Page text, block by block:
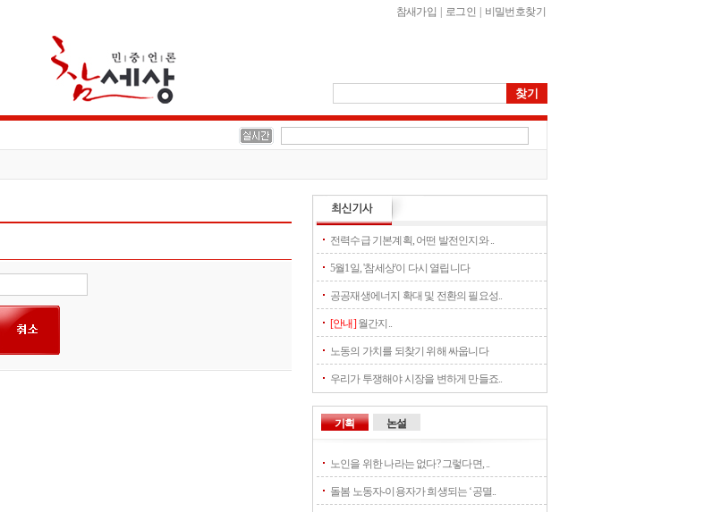
참새가입 로그인 비밀번호찾기
전력수급 기본계획, 어떤 발전인지와 ..
5월1일, '참세상'이 다시 열립니다
공공재생에너지 확대 및 전환의 필요성..
[안내]월간지..
노동의 가치를 되찾기 위해 싸웁니다
우리가 투쟁해야 시장을 변하게 만들죠..
기획
노인을 위한 나라는 없다? 그렇다면, ..
돌봄 노동자-이용자가 희생되는 ‘공멸..
논설